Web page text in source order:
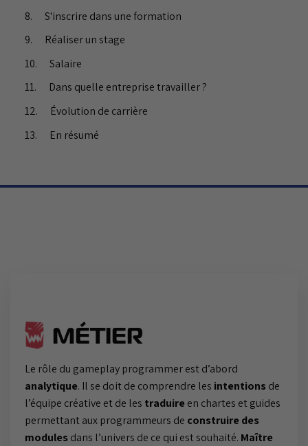
S'inscrire dans une formation
Réaliser un stage
Salaire
Dans quelle entreprise travailler ?
Évolution de carrière
En résumé
MÉTIER
Le rôle du gameplay programmer est d’abord
analytique. Il se doit de comprendre les intentions de
l’équipe créative et de les traduire en chartes et guides
permettant aux programmeurs de construire des
modules dans l’univers de ce qui est souhaité. Maître